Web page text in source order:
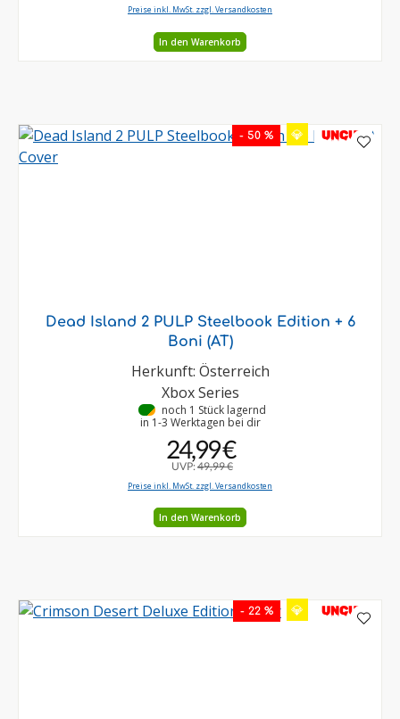
Preise inkl. MwSt. zzgl. Versandkosten
In den Warenkorb
- 50 % 💎 UNCUT
Dead Island 2 PULP Steelbook Edition + 6
Boni (AT)
Herkunft: Österreich
Xbox Series
noch 1 Stück lagernd
in 1-3 Werktagen bei dir
24,99 €
UVP: 49,99 €
Preise inkl. MwSt. zzgl. Versandkosten
In den Warenkorb
- 22 % 💎 UNCUT